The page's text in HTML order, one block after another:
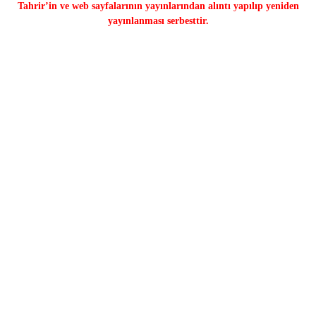
Tahrir’in ve web sayfalarının yayınlarından alıntı yapılıp yeniden
yayınlanması serbesttir.